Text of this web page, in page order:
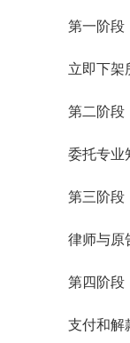
第一阶段
立即下
第二阶段
委托专业
第三阶段
律师与原
第四阶段
支付和解